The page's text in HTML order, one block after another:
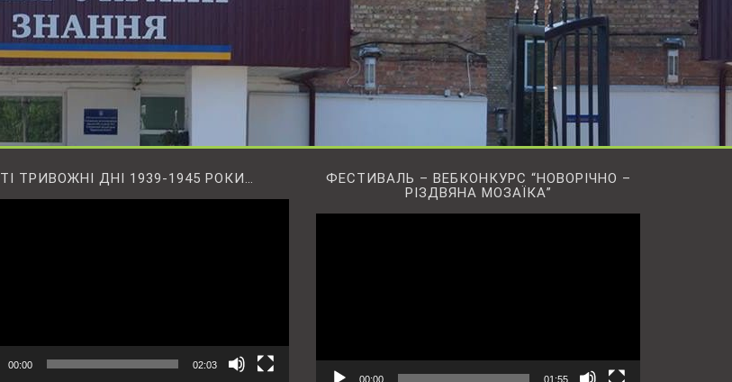
ТІ ТРИВОЖНІ ДНІ 1939-1945 РОКИ…
00:00 02:03
ФЕСТИВАЛЬ – ВЕБКОНКУРС “НОВОРІЧНО –
РІЗДВЯНА МОЗАЇКА”
00:00 01:55